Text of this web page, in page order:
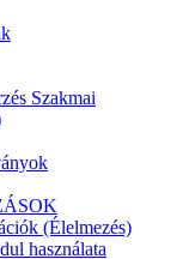
Szakmai
(Élelmezés)
használata